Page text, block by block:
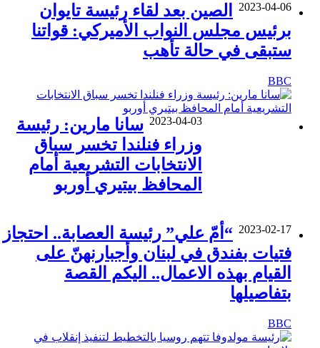
2023-04-06
الصين بعد لقاء رئيسة تايوان
برئيس مجلس النواب الأميركي: قواتنا
ستبقى في حالة تأهب
BBC
2023-04-03 سانا مارين: رئيسة
وزراء فنلندا تخسر سباق
الانتخابات التشريعية أمام
المحافظ بيتيري أوربو
2023-02-17 “أمّ علي” رئيسة العصابة.. احتجاز
فتيات بفندق في لبنان وأجبارنهنّ على
القيام بهذه الاعمال.. اليكم القصة
بتفاصيلها
BBC